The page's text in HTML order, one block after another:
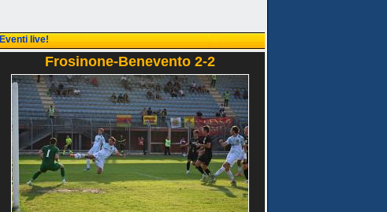
Eventi live!
Frosinone-Benevento 2-2